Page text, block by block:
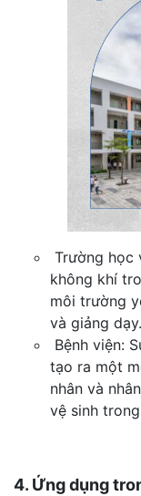
Trường học
không khí
môi trường
và giảng dạy.
Bệnh viện:
tạo ra một
nhân và
vệ sinh
4. Ứng dụng